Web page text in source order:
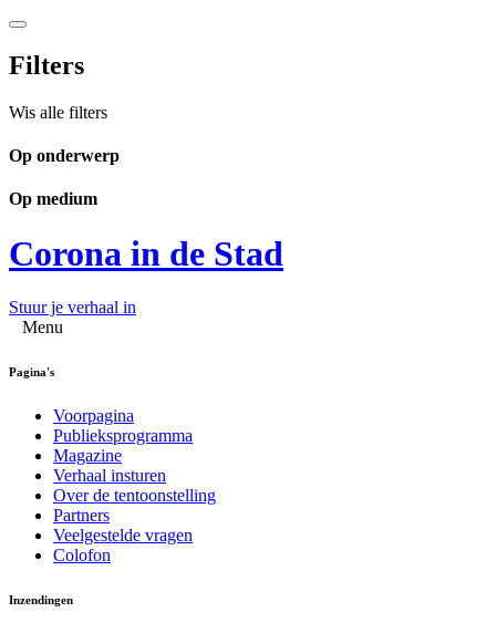
Filters
Wis alle filters
Op onderwerp
Op medium
Corona in de Stad
Stuur je verhaal in
Menu
Pagina's
Voorpagina
Publieksprogramma
Magazine
Verhaal insturen
Over de tentoonstelling
Partners
Veelgestelde vragen
Colofon
Inzendingen